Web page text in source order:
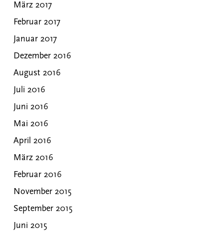
März 2017
Februar 2017
Januar 2017
Dezember 2016
August 2016
Juli 2016
Juni 2016
Mai 2016
April 2016
März 2016
Februar 2016
November 2015
September 2015
Juni 2015